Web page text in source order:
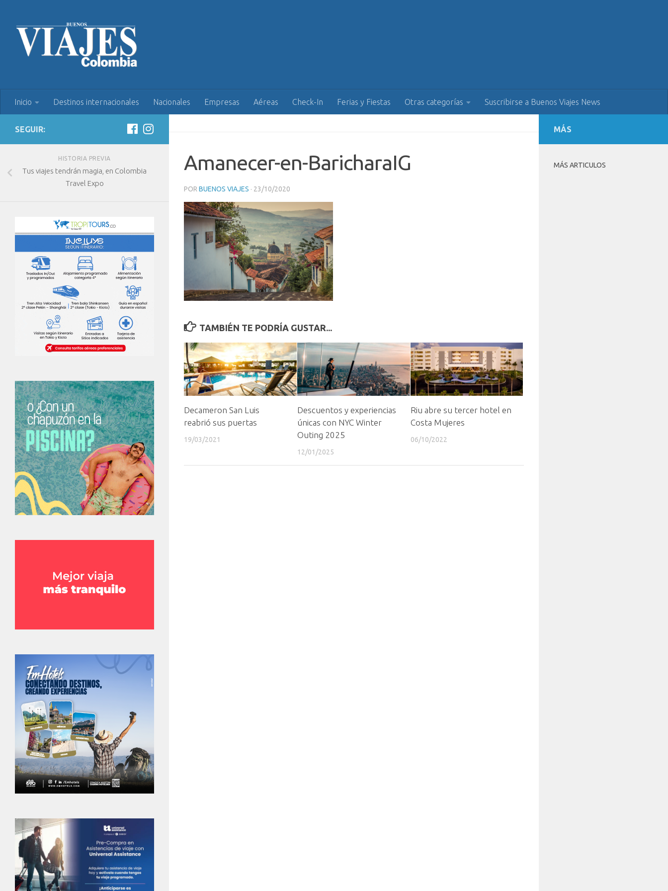
Inicio Destinos internacionales Nacionales Empresas Aéreas Check-In Ferias y Fiestas Otras categorías Suscribirse a Buenos Viajes News
Amanecer-en-BaricharaIG
POR BUENOS VIAJES · 23/10/2020
TAMBIÉN TE PODRÍA GUSTAR...
Decameron San Luis
reabrió sus puertas
19/03/2021
Descuentos y experiencias
únicas con NYC Winter
Outing 2025
12/01/2025
Riu abre su tercer hotel en
Costa Mujeres
06/10/2022
SEGUIR:
HISTORIA PREVIA
Tus viajes tendrán magia, en Colombia
Travel Expo
MÁS
MÁS ARTICULOS